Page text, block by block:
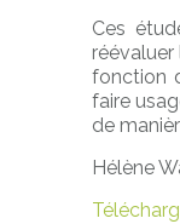
Ces
fonction
faire
de
Hélène